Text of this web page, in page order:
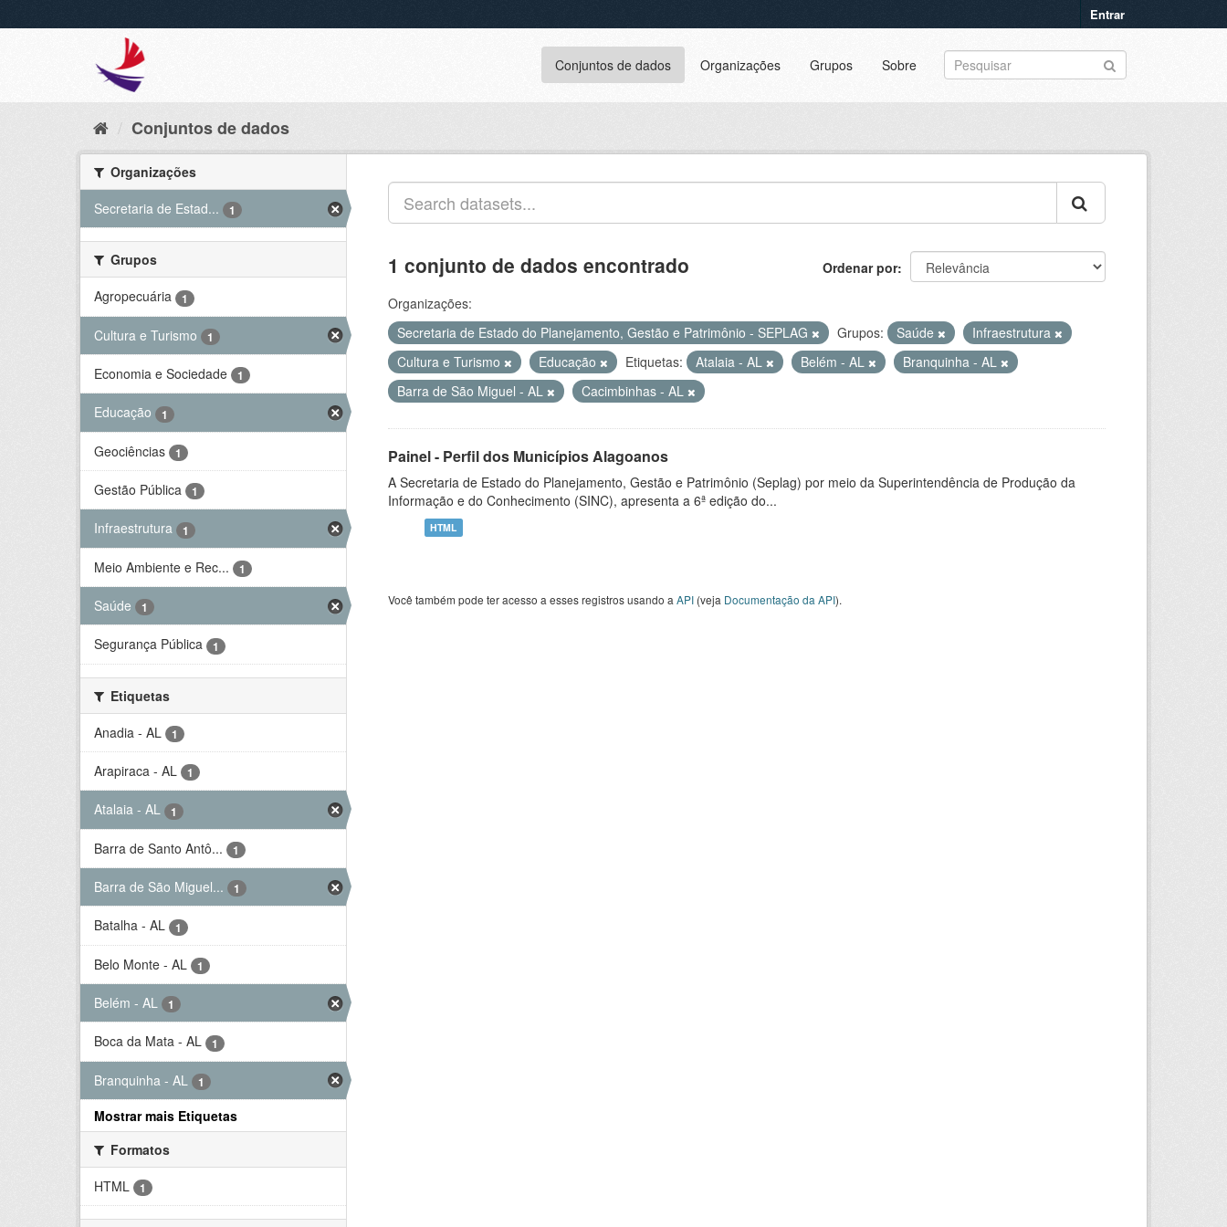
Entrar
Conjuntos de dados Organizações Grupos Sobre
Conjuntos de dados
Organizações
Secretaria de Estad...
1
Grupos
Agropecuária
1
Cultura e Turismo 1
Economia e Sociedade 1
Educação 1
Geociências 1
Gestão Pública 1
Infraestrutura 1
Meio Ambiente e Rec... 1
Saúde 1
Segurança Pública 1
Etiquetas
Anadia - AL
1
Arapiraca - AL 1
Atalaia - AL 1
Barra de Santo Antô... 1
Barra de São Miguel... 1
Batalha - AL 1
Belo Monte - AL 1
Belém - AL 1
Boca da Mata - AL 1
Branquinha - AL 1
Mostrar mais Etiquetas
Formatos
HTML
1
Ordenar por
1 conjunto de dados encontrado
Organizações:
Secretaria de Estado do Planejamento, Gestão e Patrimônio - SEPLAG
Grupos: Saúde
Infraestrutura
Cultura e Turismo
Educação Etiquetas: Atalaia - AL Belém - AL
Branquinha - AL
Barra de São Miguel - AL
Cacimbinhas - AL
Painel - Perfil dos Municípios Alagoanos
A Secretaria de Estado do Planejamento, Gestão e Patrimônio (Seplag) por meio da Superintendência de Produção da
Informação e do Conhecimento (SINC), apresenta a 6ª edição do...
HTML
Você também pode ter acesso a esses registros usando a API (veja Documentação da API).